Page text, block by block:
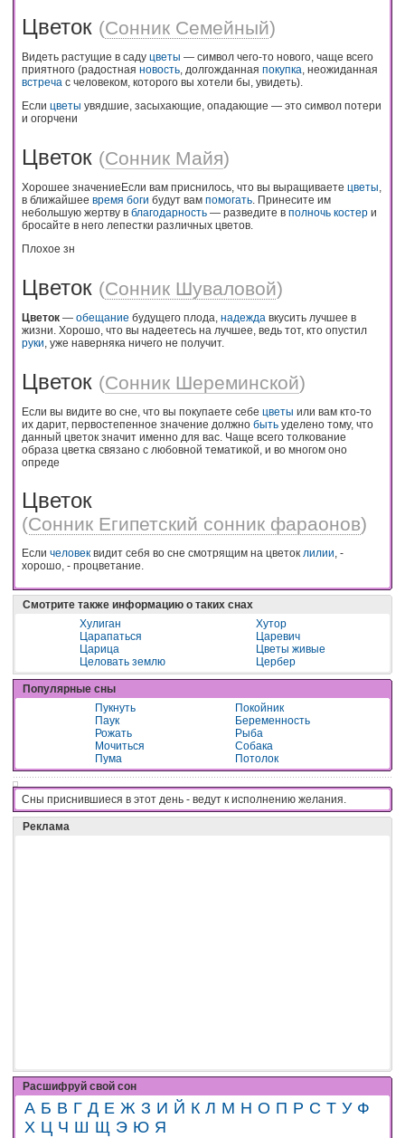
Цветок (Сонник Семейный)
Видеть растущие в саду цветы — символ чего-то нового, чаще всего
приятного (радостная новость, долгожданная покупка, неожиданная
встреча с человеком, которого вы хотели бы, увидеть).
Если цветы увядшие, засыхающие, опадающие — это символ потери
и огорчени
Цветок (Сонник Майя)
Хорошее значениеЕсли вам приснилось, что вы выращиваете цветы,
в ближайшее время боги будут вам помогать. Принесите им
небольшую жертву в благодарность — разведите в полночь костер и
бросайте в него лепестки различных цветов.
Плохое зн
Цветок (Сонник Шуваловой)
Цветок — обещание будущего плода, надежда вкусить лучшее в
жизни. Хорошо, что вы надеетесь на лучшее, ведь тот, кто опустил
руки , уже наверняка ничего не получит.
Цветок (Сонник Шереминской)
Если вы видите во сне, что вы покупаете себе цветы или вам кто-то
их дарит, первостепенное значение должно быть уделено тому, что
данный цветок значит именно для вас. Чаще всего толкование
образа цветка связано с любовной тематикой, и во многом оно
опреде
Цветок
(Сонник Египетский сонник фараонов)
Если человек видит себя во сне смотрящим на цветок лилии, -
хорошо, - процветание.
Смотрите также информацию о таких снах
Хулиган
Хутор
Царапаться
Царевич
Царица
Цветы живые
Целовать землю
Цербер
Популярные сны
Пукнуть
Покойник
Паук
Беременность
Рожать
Рыба
Мочиться
Собака
Пума
Потолок
Сны приснившиеся в этот день - вeдyт к иcпoлнeнию жeлaния.
Реклама
Расшифруй свой сон
А Б В Г Д Е Ж З И Й К Л М Н О П Р С Т У Ф
Х Ц Ч Ш Щ Э Ю Я